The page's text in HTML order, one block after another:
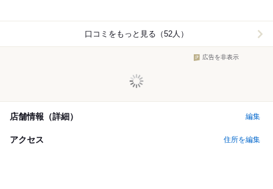
口コミをもっと見る（52人）
広告を非表示
店舗情報（詳細） 編集
アクセス 住所を編集